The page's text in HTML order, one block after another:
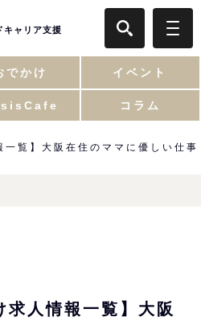
キャリア支援
でかけ イベント
コラム
覧】大阪在住のママに優しい仕事
求人情報一覧】大阪